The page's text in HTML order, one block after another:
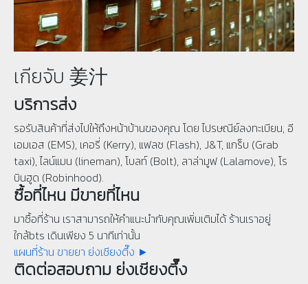
เกียจับ 姜汁
บริการส่ง
รอรับสินค้าที่ส่งไปให้ถึงหน้าบ้านของคุณ โดย ไปรษณีย์ลงทะเบียน, อี
เอมเอส (EMS), เคอรี่ (Kerry), แฟลช (Flash), J&T, แกร็บ (Grab
taxi), ไลน์แมน (lineman), โบลท์ (Bolt), ลาล่ามูฟ (Lalamove), โร
บินฮูด (Robinhood).
ซื้อที่ไหน มีขายที่ไหน
มาซื้อที่ร้าน เราสามารถให้คำแนะนำกับคุณเพิ่มเติมได้ ร้านเราอยู่
ใกล้bts เดินเพียง 5 นาทีเท่านั้น
แผนที่ร้าน ขายยา ย่งเชียงตึ๊ง ►
ติดต่อสอบถาม ย่งเชียงตึ๊ง